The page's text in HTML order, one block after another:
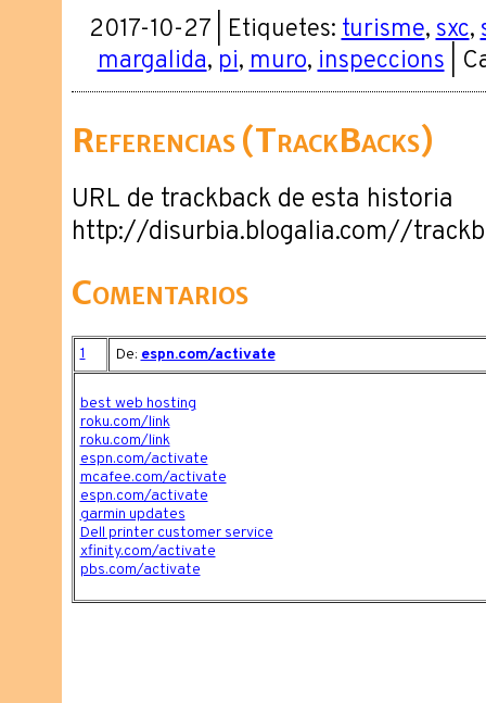
2017-10-27 | Etiquetes:turisme,sxc,
margalida, pi,muro,inspeccions|
Referencias (TrackBacks)
URL de trackback de esta historia
http://disurbia.blogalia.com//
Comentarios
1 De: espn.com/activate
best web hosting
roku.com/link
roku.com/link
espn.com/activate
mcafee.com/activate
espn.com/activate
garmin updates
Dell printer customer service
xfinity.com/activate
pbs.com/activate